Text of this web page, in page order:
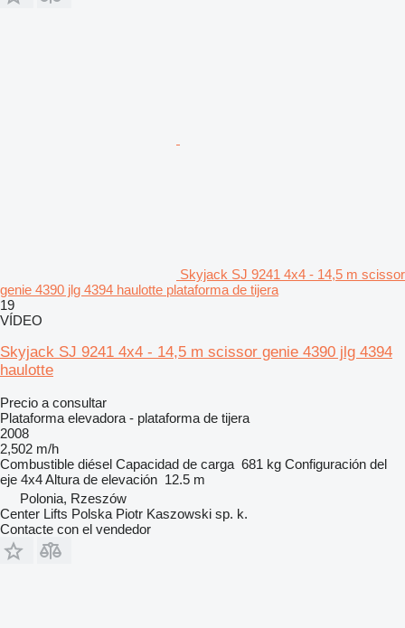
Skyjack SJ 9241 4x4 - 14,5 m scissor
genie 4390 jlg 4394 haulotte plataforma de tijera
19
VÍDEO
Skyjack SJ 9241 4x4 - 14,5 m scissor genie 4390 jlg 4394
haulotte
Precio a consultar
Plataforma elevadora - plataforma de tijera
2008
2,502 m/h
Combustible diésel Capacidad de carga 681 kg Configuración del
eje 4x4Altura de elevación 12.5 m
Polonia, Rzeszów
Center Lifts Polska Piotr Kaszowski sp. k.
Contacte con el vendedor